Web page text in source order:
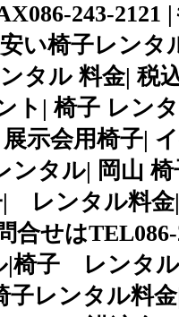
243-
い椅子レン
タル 料金| 税
ト| 椅子 レン
示会用椅子|
ンタル| 岡山
レンタル料
合せは
|椅子 レン
子レンタル